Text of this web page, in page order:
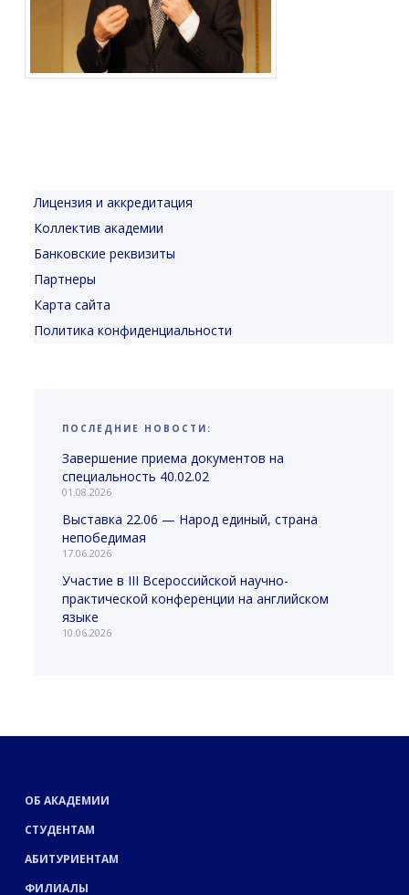
Лицензия и аккредитация
Коллектив академии
Банковские реквизиты
Партнеры
Карта сайта
Политика конфиденциальности
ПОСЛЕДНИЕ НОВОСТИ:
Завершение приема документов на
специальность 40.02.02
01.08.2026
Выставка 22.06 — Народ единый, страна
непобедимая
17.06.2026
Участие в III Всероссийской научно-
практической конференции на английском
языке
10.06.2026
ОБ АКАДЕМИИ
СТУДЕНТАМ
АБИТУРИЕНТАМ
ФИЛИАЛЫ